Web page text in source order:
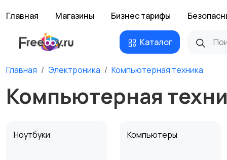
Главная Магазины Бизнес тарифы
Каталог
Главная Электроника Компьютерная техника
Компьютерная
Ноутбуки Компьютеры